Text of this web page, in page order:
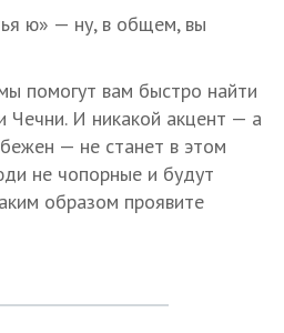
ю» — ну, в общем, вы
помогут вам быстро найти
И никакой акцент — а
— не станет в этом
не чопорные и будут
образом проявите